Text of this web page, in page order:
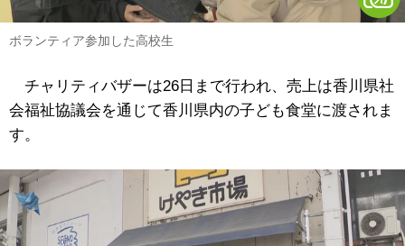
ボランティア参加した高校生
チャリティバザーは26日まで行われ、売上は香川県社
会福祉協議会を通じて香川県内の子ども食堂に渡されま
す。